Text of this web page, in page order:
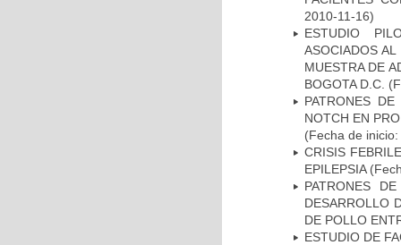
2010-11-16)
ESTUDIO
ASOCIADOS
MUESTRA DE
BOGOTA D.C.
PATRONES
NOTCH EN
(Fecha de
CRISIS
EPILEPSIA
PATRONES
DESARROLLO
DE POLLO
ESTUDIO DE